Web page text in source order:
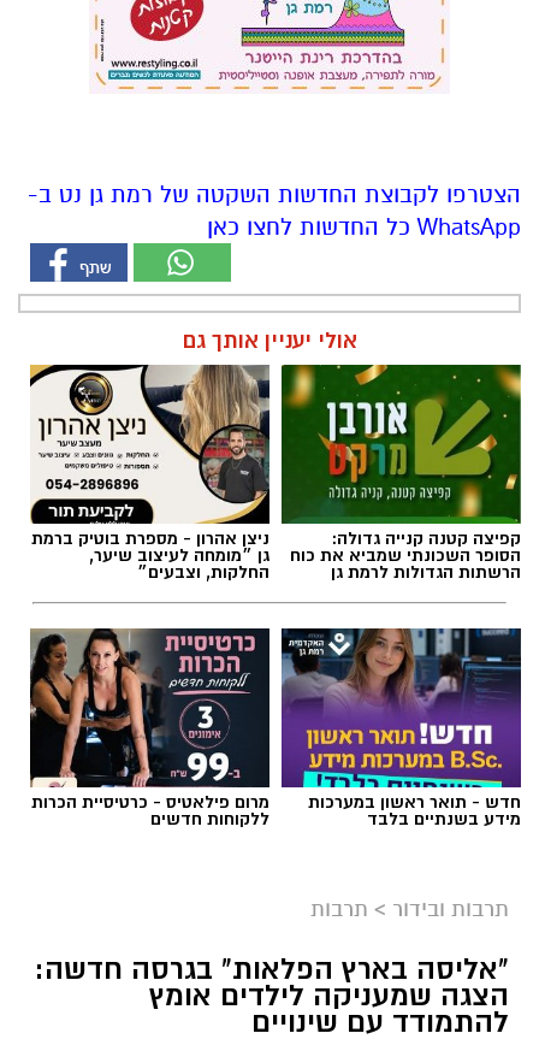
הצטרפו לקבוצת החדשות השקטה של רמת גן נט ב-
WhatsApp כל החדשות לחצו כאן
אולי יעניין אותך גם
קפיצה קטנה קנייה גדולה:
הסופר השכונתי שמביא את כוח
הרשתות הגדולות לרמת גן
ניצן אהרון - מספרת בוטיק ברמת
גן ״מומחה לעיצוב שיער,
החלקות, וצבעים״
חדש - תואר ראשון במערכות
מידע בשנתיים בלבד
מרום פילאטיס - כרטיסיית הכרות
ללקוחות חדשים
תרבות ובידור > תרבות
"אליסה בארץ הפלאות" בגרסה חדשה:
הצגה שמעניקה לילדים אומץ
להתמודד עם שינויים